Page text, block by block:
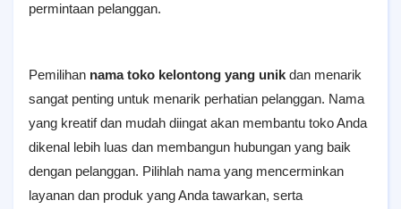
permintaan pelanggan.
Pemilihan nama toko kelontong yang unik dan menarik
sangat penting untuk menarik perhatian pelanggan. Nama
yang kreatif dan mudah diingat akan membantu toko Anda
dikenal lebih luas dan membangun hubungan yang baik
dengan pelanggan. Pilihlah nama yang mencerminkan
layanan dan produk yang Anda tawarkan, serta